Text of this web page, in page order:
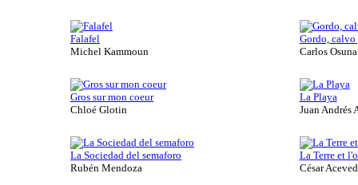
Falafel
Michel Kammoun
Gordo,
Carlos Osuna
Gros sur mon coeur
Chloé Glotin
La Playa
Juan Andrés
La Sociedad del semaforo
Rubén Mendoza
La Terre et
César